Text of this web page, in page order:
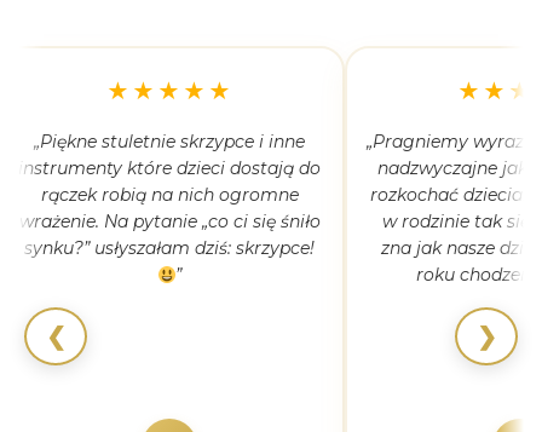
❮
★★★★★
„Piękne stuletnie skrzypce i inne
instrumenty które dzieci dostają do
rączek robią na nich ogromne
wrażenie. Na pytanie „co ci się śniło
synku?” usłyszałam dziś: skrzypce!
”
„Pragniemy wyrazić
nadzwyczajne jak
rozkochać
w rodzinie tak się
zna jak nasze
roku
❯